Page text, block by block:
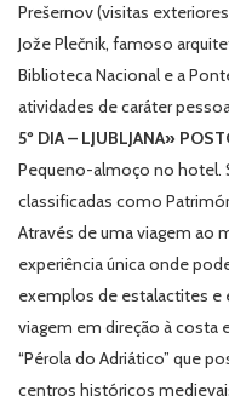
Prešernov (visitas
Jože Plečnik, famoso
Biblioteca Nacional e a
atividades de caráter
5º DIA – LJUBLJANA»
Pequeno-almoço no hotel.
classificadas como
Através de uma viagem ao
experiência única onde
exemplos de estalactites e
viagem em direção à costa
“Pérola do Adriático” que
centros históricos